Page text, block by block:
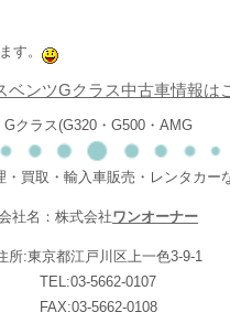
す。
ベンツGクラス中古車情報は
Gクラス(G320・G500・AMG
・買取・輸入車販売・レンタカー
社名：株式会社ワンオーナー
所:東京都江戸川区上一色3-9-1
TEL:03-5662-0107
FAX:03-5662-0108